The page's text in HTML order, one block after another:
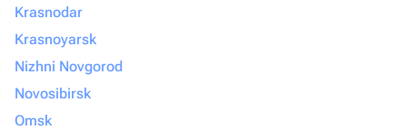
Krasnodar
Krasnoyarsk
Nizhni Novgorod
Novosibirsk
Omsk